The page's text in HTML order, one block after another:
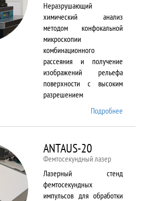
Неразрушающий
химический анализ
методом конфокальной
микроскопии
комбинационного
рассеяния и получение
изображений рельефа
поверхности с высоким
разрешением
Подробнее
ANTAUS-20
Фемтосекундный лазер
Лазерный стенд
фемтосекундных
импульсов для обработки